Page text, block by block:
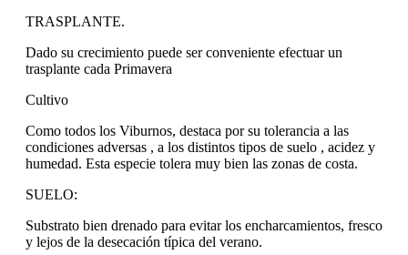
TRASPLANTE.
Dado su crecimiento puede ser conveniente efectuar un
trasplante cada Primavera
Cultivo
Como todos los Viburnos, destaca por su tolerancia a las
condiciones adversas , a los distintos tipos de suelo , acidez y
humedad. Esta especie tolera muy bien las zonas de costa.
SUELO:
Substrato bien drenado para evitar los encharcamientos, fresco
y lejos de la desecación típica del verano.